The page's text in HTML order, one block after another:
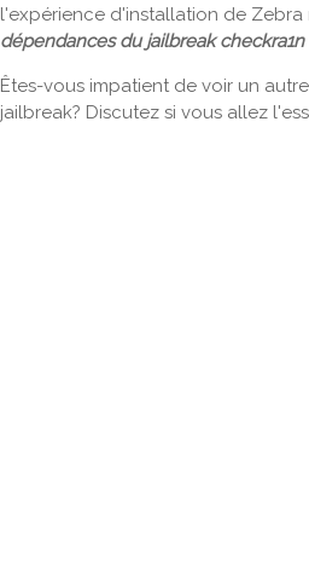
l'expérience d'installation de
dépendances du jailbreak checkra1n
Êtes-vous impatient de voir un
jailbreak? Discutez si vous allez